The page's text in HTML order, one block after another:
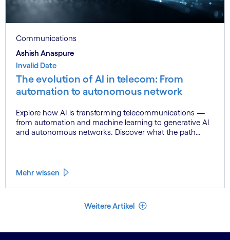
Communications
Ashish Anaspure
Invalid Date
The evolution of AI in telecom: From
automation to autonomous network
Explore how AI is transforming telecommunications —
from automation and machine learning to generative AI
and autonomous networks. Discover what the path
Mehr wissen
Weitere Artikel Weniger Artikel